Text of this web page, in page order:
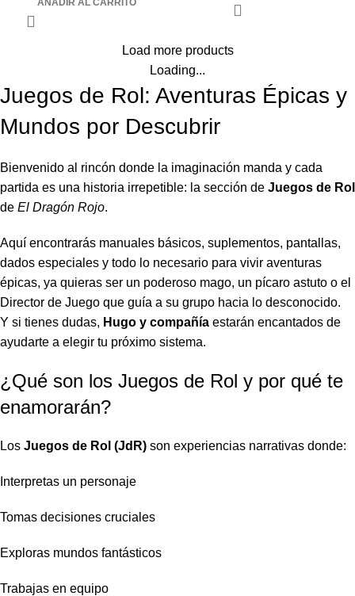
Load more products
Loading...
Juegos de Rol: Aventuras Épicas y
Mundos por Descubrir
Bienvenido al rincón donde la imaginación manda y cada
partida es una historia irrepetible: la sección de Juegos de Rol
de El Dragón Rojo.
Aquí encontrarás manuales básicos, suplementos, pantallas,
dados especiales y todo lo necesario para vivir aventuras
épicas, ya quieras ser un poderoso mago, un pícaro astuto o el
Director de Juego que guía a su grupo hacia lo desconocido.
Y si tienes dudas, Hugo y compañía estarán encantados de
ayudarte a elegir tu próximo sistema.
¿Qué son los Juegos de Rol y por qué te
enamorarán?
Los Juegos de Rol (JdR) son experiencias narrativas donde:
Interpretas un personaje
Tomas decisiones cruciales
Exploras mundos fantásticos
Trabajas en equipo